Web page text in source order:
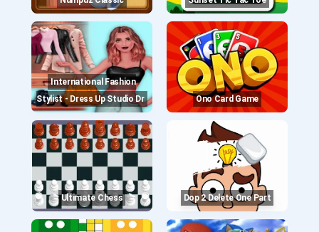
International Fashion
Stylist - Dress Up Studio Dr
Ono Card Game
Ultimate Chess Dop 2 Delete One Part